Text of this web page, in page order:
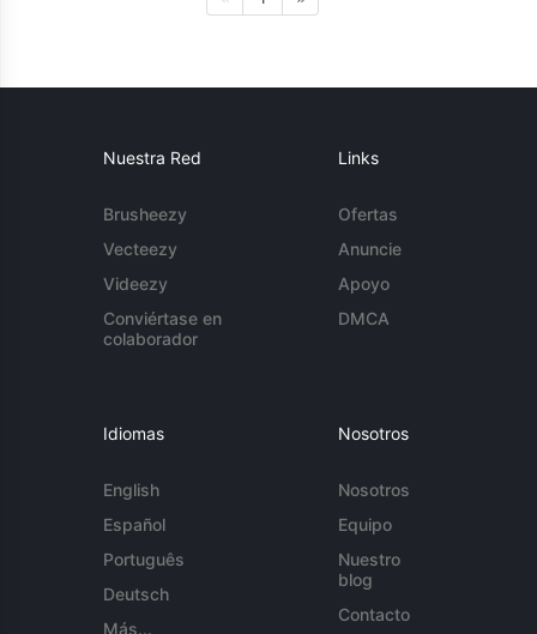
Nuestra Red
Brusheezy
Vecteezy
Videezy
Conviértase en
colaborador
Links
Ofertas
Anuncie
Apoyo
DMCA
Idiomas
English
Español
Português
Deutsch
Más...
Nosotros
Nosotros
Equipo
Nuestro
blog
Contacto